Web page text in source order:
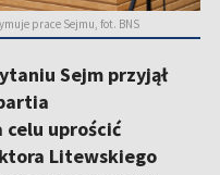
prace Sejmu, fot. BNS
Sejm przyjął
uprościć
Litewskiego